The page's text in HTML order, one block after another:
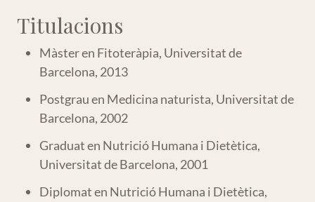
Titulacions
Màster en Fitoteràpia, Universitat de
Barcelona, 2013
Postgrau en Medicina naturista, Universitat de
Barcelona, 2002
Graduat en Nutrició Humana i Dietètica,
Universitat de Barcelona, 2001
Diplomat en Nutrició Humana i Dietètica,